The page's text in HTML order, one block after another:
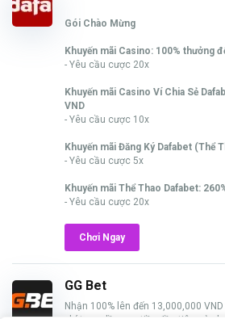
Gói Chào Mừng
Khuyến mãi Casino: 100% thưởng
- Yêu cầu cược 20x
Khuyến mãi Casino Ví Chia Sẻ
VND
- Yêu cầu cược 10x
Khuyến mãi Đăng Ký Dafabet (Thể
- Yêu cầu cược 5x
Khuyến mãi Thể Thao Dafabet:
- Yêu cầu cược 20x
Chơi Ngay
GG Bet
Nhận 100% lên đến 13,000,000